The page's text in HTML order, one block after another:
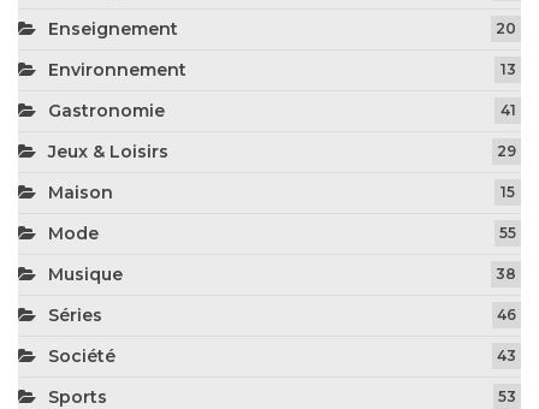
Enseignement 20
Environnement 13
Gastronomie 41
Jeux & Loisirs 29
Maison 15
Mode 55
Musique 38
Séries 46
Société 43
Sports 53